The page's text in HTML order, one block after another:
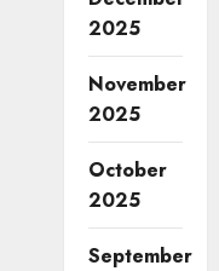
2025
November
2025
October
2025
September